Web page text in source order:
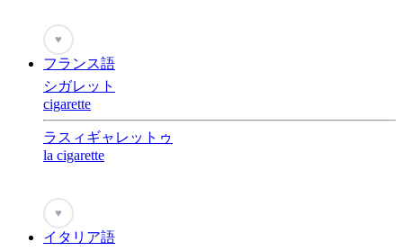
♥
フランス語
シガレット
cigarette
ラスィギャレットゥ
la cigarette
♥
イタリア語